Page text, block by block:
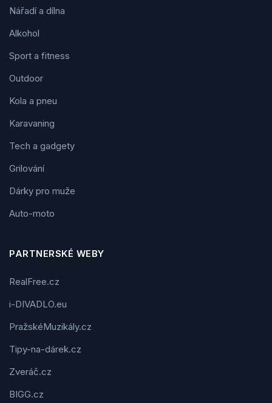
Nářadí a dílna
Alkohol
Sport a fitness
Outdoor
Kola a pneu
Karavaning
Tech a gadgety
Grilování
Dárky pro muže
Auto-moto
PARTNERSKÉ WEBY
RealFree.cz
i-DIVADLO.eu
PražskéMuzikály.cz
Tipy-na-dárek.cz
Zveráč.cz
BIGG.cz